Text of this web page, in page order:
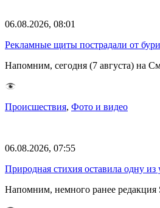
06.08.2026, 08:01
Рекламные щиты пострадали от
Напомним, сегодня (7 августа) на
Происшествия, Фото и видео
06.08.2026, 07:55
Природная стихия оставила одну
Напомним, немного ранее